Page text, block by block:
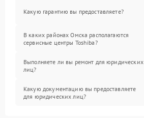
Какую гарантию вы предоставляете?
В каких районах Омска располагаются
сервисные центры Toshiba?
Выполняете ли вы ремонт для юридических
лиц?
Какую документацию вы предоставляете
для юридических лиц?